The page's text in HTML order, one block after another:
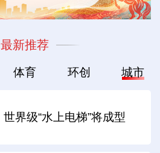
最新推荐
体育 环创 城市
世界级“水上电梯”将成型